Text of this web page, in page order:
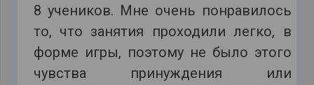
8 учеников. Мне очень понравилось
то, что занятия проходили легко, в
форме игры, поэтому не было этого
чувства принуждения или